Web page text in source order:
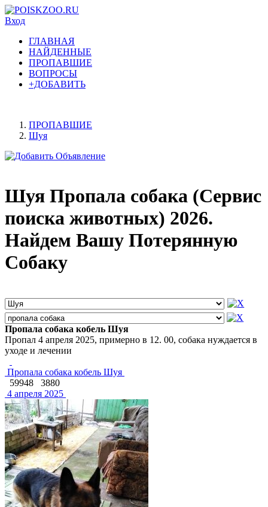
Вход
ГЛАВНАЯ
НАЙДЕННЫЕ
ПРОПАВШИЕ
ВОПРОСЫ
+ДОБАВИТЬ
ПРОПАВШИЕ
Шуя
Шуя Пропала собака (Сервис
поиска животных) 2026.
Найдем Вашу Потерянную
Собаку
Пропала собака кобель Шуя
Пропал 4 апреля 2025, примерно в 12. 00, собака нуждается в
уходе и лечении
Пропала собака кобель Шуя
59948
3880
4 апреля 2025